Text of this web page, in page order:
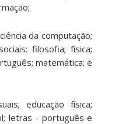
da computação;
filosofia; física;
matemática; e
educação física;
letras - português e